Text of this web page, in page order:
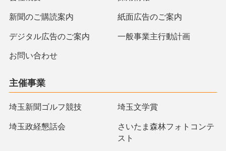
新聞のご購読案内 紙面広告のご案内
デジタル広告のご案内 一般事業主行動計画
お問い合わせ
主催事業
埼玉新聞ゴルフ競技 埼玉文学賞
埼玉政経懇話会
さいたま森林フォトコンテ
スト